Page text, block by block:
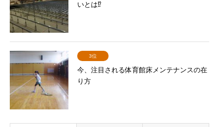
いとは⁉
3位
今、注目される体育館床メンテナンスの在
り方